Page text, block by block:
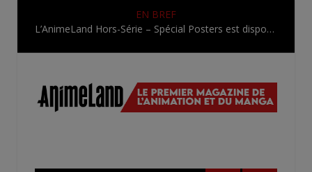
EN BREF
L’AnimeLand Hors-Série – Spécial Posters est disponible !